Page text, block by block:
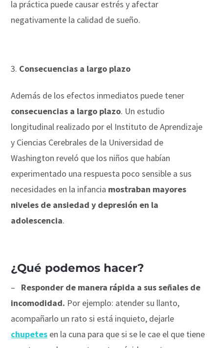
la práctica puede causar estrés y afectar
negativamente la calidad de sueño.
Consecuencias a largo plazo
Además de los efectos inmediatos puede tener
consecuencias a largo plazo. Un estudio
longitudinal realizado por el Instituto de Aprendizaje
y Ciencias Cerebrales de la Universidad de
Washington reveló que los niños que habían
experimentado una respuesta poco sensible a sus
necesidades en la infancia mostraban mayores
niveles de ansiedad y depresión en la
adolescencia.
¿Qué podemos hacer?
– Responder de manera rápida a sus señales de
incomodidad. Por ejemplo: atender su llanto,
acompañarlo un rato si está inquieto, dejarle
chupetes en la cuna para que si se le cae el que tiene